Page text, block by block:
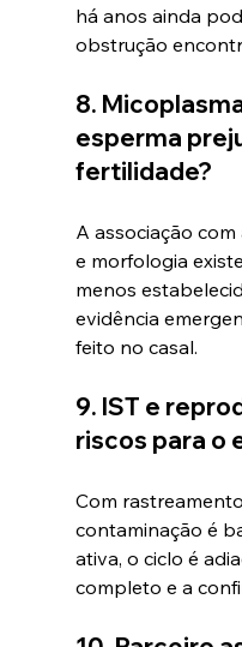
há anos ainda
obstrução
8.
esperma
fertilidade?
A associação
e morfologia
menos
evidência
feito no casal.
9. IST e
riscos para o
Com
contaminação é
ativa, o ciclo é
completo e a